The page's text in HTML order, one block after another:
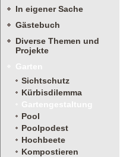
In eigener Sache
Gästebuch
Diverse Themen und
Projekte
Sichtschutz
Kürbisdilemma
Pool
Poolpodest
Hochbeete
Kompostieren